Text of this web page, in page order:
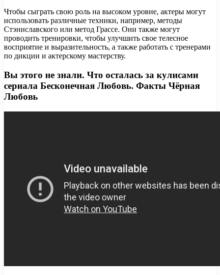
Чтобы сыграть свою роль на высоком уровне, актеры могут
использовать различные техники, например, методы
Стэниславского или метод Грассе. Они также могут
проводить тренировки, чтобы улучшить свое телесное
восприятие и выразительность, а также работать с тренерами
по дикции и актерскому мастерству.
Вы этого не знали. Что осталась за кулисами
сериала Бесконечная Любовь. Факты Чёрная
Любовь